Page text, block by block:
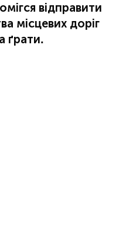
відправити
місцевих доріг
ґрати.